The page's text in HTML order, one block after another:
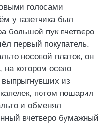
голосами
у газетчика был
большой пук вчетверо
первый покупатель.
носовой платок, он
на котором осело
выпрыгнувших из
потом пошарил
и обменял
вчетверо бумажный